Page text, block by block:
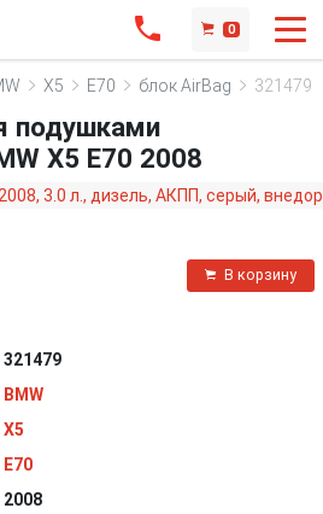
0
X5 E70 блок AirBag 321479
подушками
X5 E70 2008
В корзину
321479
BMW
X5
E70
2008